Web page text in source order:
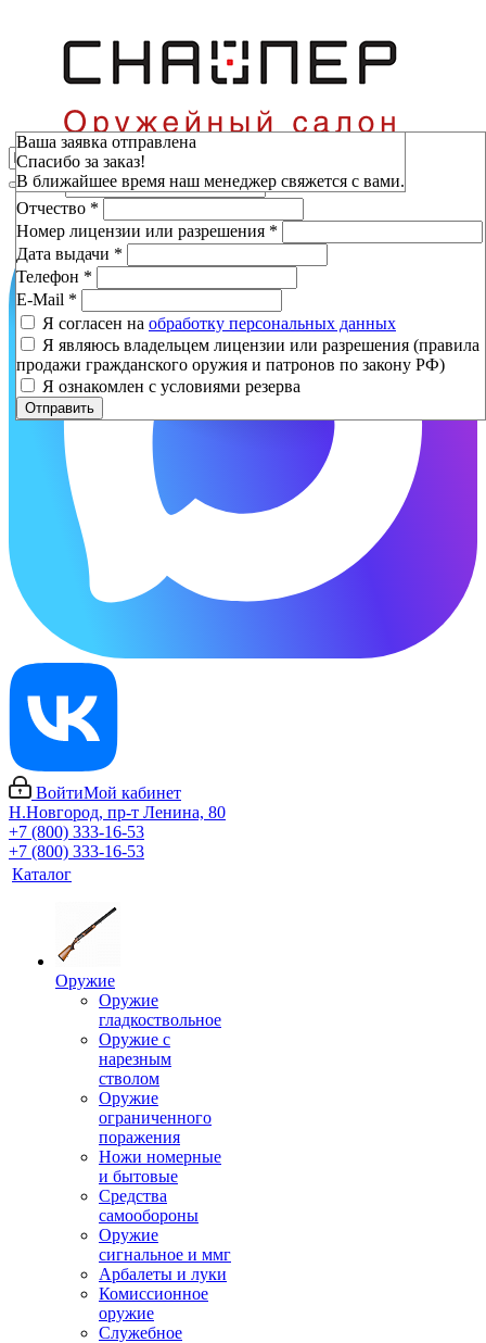
ВойтиМой кабинет
Н.Новгород, пр-т Ленина, 80
+7 (800) 333-16-53
+7 (800) 333-16-53
Каталог
Оружие
Оружие
гладкоствольное
Оружие с
нарезным
стволом
Оружие
ограниченного
поражения
Ножи номерные
и бытовые
Средства
самообороны
Оружие
сигнальное и ммг
Арбалеты и луки
Комиссионное
оружие
Служебное
Зарезервировать
Фамилия*
Имя*
Отчество *
Номер лицензии или разрешения *
Дата выдачи *
Телефон *
E-Mail *
Я согласен на обработку персональных данных
Я являюсь владельцем лицензии или разрешения (правила
продажи гражданского оружия и патронов по закону РФ)
Я ознакомлен с условиями резерва
Отправить
Ваша заявка отправлена
Спасибо за заказ!
В ближайшее время наш менеджер свяжется с вами.